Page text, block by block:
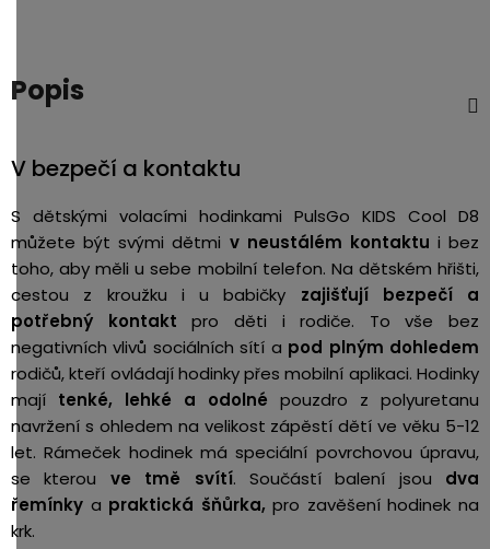
Popis
V bezpečí a kontaktu
S dětskými volacími hodinkami PulsGo KIDS Cool D8
můžete být svými dětmi v neustálém kontaktu i bez
toho, aby měli u sebe mobilní telefon. Na dětském hřišti,
cestou z kroužku i u babičky zajišťují bezpečí a
potřebný kontakt pro děti i rodiče. To vše bez
negativních vlivů sociálních sítí a pod plným dohledem
rodičů, kteří ovládají hodinky přes mobilní aplikaci. Hodinky
mají tenké, lehké a odolné pouzdro z polyuretanu
navržení s ohledem na velikost zápěstí dětí ve věku 5-12
let. Rámeček hodinek má speciální povrchovou úpravu,
se kterou ve tmě svítí. Součástí balení jsou dva
řemínky a praktická šňůrka,pro zavěšení hodinek na
krk.